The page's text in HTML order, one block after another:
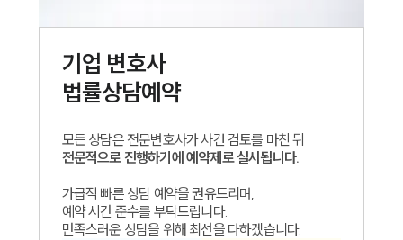
기업 변호사
법률상담예약
모든 상담은 전문변호사가 사건 검토를 마친 뒤
전문적으로 진행하기에 예약제로 실시됩니다.
가급적 빠른 상담 예약을 권유드리며,
예약 시간 준수를 부탁드립니다.
만족스러운 상담을 위해 최선을 다하겠습니다.